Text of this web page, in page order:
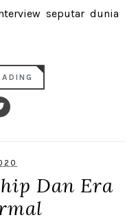
seputar dunia
Dan Era